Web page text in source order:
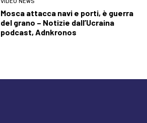
Mosca attacca navi e porti, è guerra
del grano – Notizie dall’Ucraina
podcast, Adnkronos